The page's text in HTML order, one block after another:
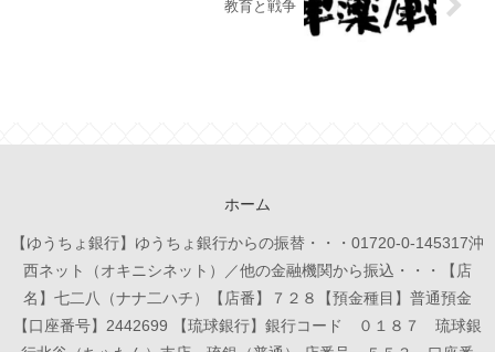
教育と戦争
ホーム
【ゆうちょ銀行】ゆうちょ銀行からの振替・・・01720-0-145317沖
西ネット（オキニシネット）／他の金融機関から振込・・・【店
名】七二八（ナナ二ハチ）【店番】７２８【預金種目】普通預金
【口座番号】2442699 【琉球銀行】銀行コード ０１８７ 琉球銀